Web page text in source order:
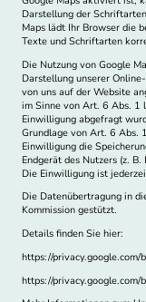
Darstellung der
Maps lädt Ihr Browser die
Texte und Schriftarten
Die Nutzung von Google
Darstellung unserer
von uns auf der Website
im Sinne von Art. 6 Abs. 1
Einwilligung abgefragt
Grundlage von Art. 6 Abs.
Einwilligung die
Endgerät des Nutzers (z.
Die Einwilligung ist
Die Datenübertragung in
Kommission gestützt.
Details finden Sie hier:
https://privacy.google.com/
https://privacy.google.com/